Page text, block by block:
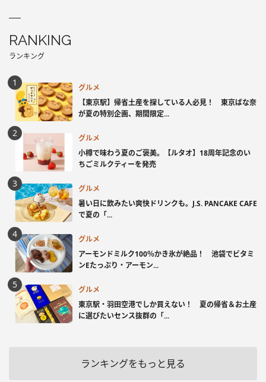
RANKING
ランキング
グルメ
【東京駅】帰省土産を探している人必見！ 東京ばな奈
が夏の特別企画、期間限定...
グルメ
小樽で味わう夏のご褒美。【ルタオ】18周年記念のい
ちごミルクティーを発売
グルメ
暑い日に飲みたい爽快ドリンクも。J.S. PANCAKE CAFE
で夏の「...
グルメ
アーモンドミルク100％かき氷が絶品！ 池袋でビタミ
ンEたっぷり・アーモン...
グルメ
東京駅・羽田空港でしか買えない！ 夏の帰省＆お土産
に選びたいセンス抜群の「...
ランキングをもっと見る